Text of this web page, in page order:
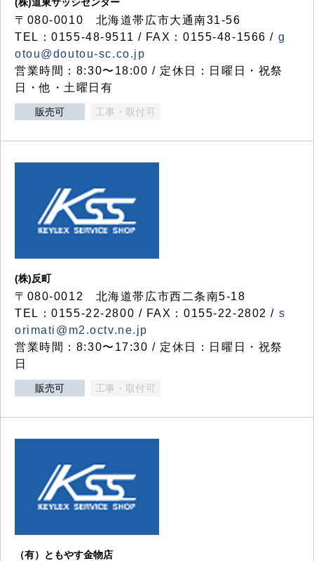
〒080-0010 北海道帯広市大通南31-56
TEL：0155-48-9511 / FAX：0155-48-1566 / g
otou@doutou-sc.co.jp
営業時間：8:30〜18:00 / 定休日：日曜日・祝祭
日・他・土曜日有
販売可 工事・取付可
(株)反町
〒080-0012 北海道帯広市西二条南5-18
TEL：0155-22-2800 / FAX：0155-22-2802 / s
orimati@m2.octv.ne.jp
営業時間：8:30〜17:30 / 定休日：日曜日・祝祭
日
販売可 工事・取付可
（有）ともやす金物店